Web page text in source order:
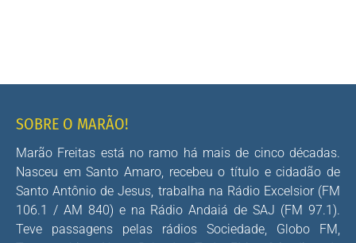
SOBRE O MARÃO!
Marão Freitas está no ramo há mais de cinco décadas.
Nasceu em Santo Amaro, recebeu o título e cidadão de
Santo Antônio de Jesus, trabalha na Rádio Excelsior (FM
106.1 / AM 840) e na Rádio Andaiá de SAJ (FM 97.1).
Teve passagens pelas rádios Sociedade, Globo FM,